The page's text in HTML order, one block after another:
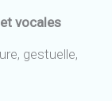
vocales
gestuelle,